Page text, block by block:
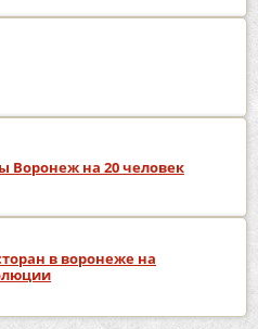
Воронеж на 20 человек
в воронеже на